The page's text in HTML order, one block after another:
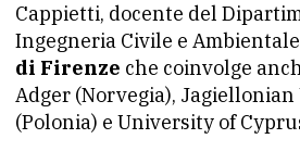
Cappietti, docente del
Ingegneria Civile e Ambientale
di Firenze che coinvolge
Adger (Norvegia),
(Polonia) e University of